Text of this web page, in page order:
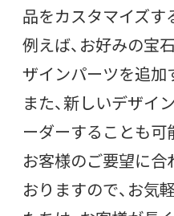
品をカスタマイズす
例えば、お好みの宝
ザインパーツを追加
また、新しいデザイ
ーダーすることも可
お客様のご要望に合
おりますので、お気